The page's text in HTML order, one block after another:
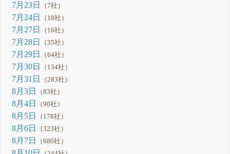
7月23日 （7社）
7月24日 （18社）
7月27日 （16社）
7月28日 （35社）
7月29日 （64社）
7月30日 （134社）
7月31日 （283社）
8月3日 （83社）
8月4日 （90社）
8月5日 （178社）
8月6日 （323社）
8月7日 （680社）